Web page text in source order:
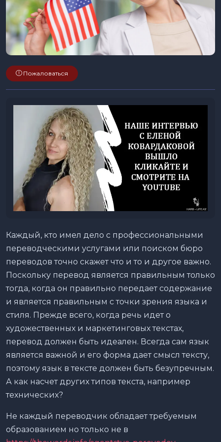
Пожаловаться
Каждый, кто имел дело с профессиональными
переводческими услугами или поиском бюро
переводов точно скажет что и то и другое важно.
Поскольку перевод является правильным только
тогда, когда он правильно передает содержание
и является правильным с точки зрения языка и
стиля. Прежде всего, когда речь идет о
художественных и маркетинговых текстах,
перевод должен быть идеален. Всегда сам язык
является важной и его форма дает смысл тексту,
поэтому язык в тексте должен быть безупречным.
А как насчет других типов текста, например
технических?
Не каждый переводчик обладает требуемым
образованием но только не в